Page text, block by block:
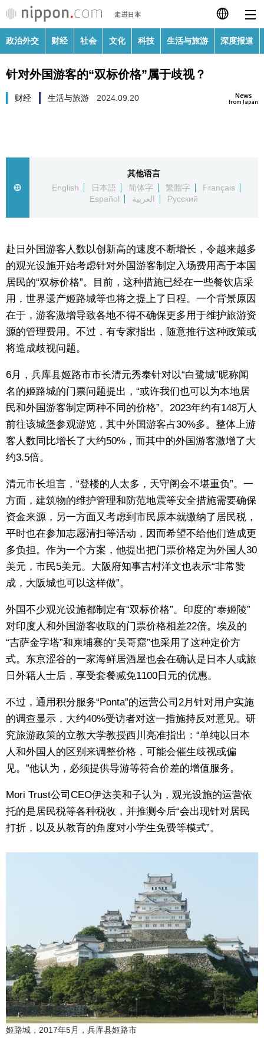
日本語
English
العربية
科技
生活与旅游
深度报道
视觉日本
新闻
话题
日本信息库
日本一瞥
人物访谈
东京
编辑部通知
SNS
政治外交 财经 社会 文化 科技 生活与旅游 深度报道
针对外国游客的“双标价格”属于歧视？
News
from Japan
财经 生活与旅游 2024.09.20
其他语言
English
日本語 简体字 繁體字
Français
Español
العربية Русский
赴日外国游客人数以创新高的速度不断增长，令越来越多
的观光设施开始考虑针对外国游客制定入场费用高于本国
居民的“双标价格”。目前，这种措施已经在一些餐饮店采
用，世界遗产姬路城等也将之提上了日程。一个背景原因
在于，游客激增导致各地不得不确保更多用于维护旅游资
源的管理费用。不过，有专家指出，随意推行这种政策或
将造成歧视问题。
6月，兵库县姬路市市长清元秀泰针对以“白鹭城”昵称闻
名的姬路城的门票问题提出，“或许我们也可以为本地居
民和外国游客制定两种不同的价格”。2023年约有148万人
前往该城堡参观游览，其中外国游客占30%多。整体上游
客人数同比增长了大约50%，而其中的外国游客激增了大
约3.5倍。
清元市长坦言，“登楼的人太多，天守阁会不堪重负”。一
方面，建筑物的维护管理和防范地震等安全措施需要确保
资金来源，另一方面又考虑到市民原本就缴纳了居民税，
平时也在参加志愿清扫等活动，因而希望不给他们造成更
多负担。作为一个方案，他提出把门票价格定为外国人30
美元，市民5美元。大阪府知事吉村洋文也表示“非常赞
成，大阪城也可以这样做”。
外国不少观光设施都制定有“双标价格”。印度的“泰姬陵”
对印度人和外国游客收取的门票价格相差22倍。埃及的
“吉萨金字塔”和柬埔寨的“吴哥窟”也采用了这种定价方
式。东京涩谷的一家海鲜居酒屋也会在确认是日本人或旅
日外籍人士后，享受套餐减免1100日元的优惠。
不过，通用积分服务“Ponta”的运营公司2月针对用户实施
的调查显示，大约40%受访者对这一措施持反对意见。研
究旅游政策的立教大学教授西川亮准指出：“单纯以日本
人和外国人的区别来调整价格，可能会催生歧视或偏
见。”他认为，必须提供导游等符合价差的增值服务。
Mori Trust公司CEO伊达美和子认为，观光设施的运营依
托的是居民税等各种税收，并推测今后“会出现针对居民
打折，以及从教育的角度对小学生免费等模式”。
姬路城，2017年5月，兵库县姬路市